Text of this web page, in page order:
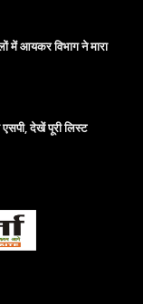
में आयकर विभाग ने मारा
देखें पूरी लिस्ट